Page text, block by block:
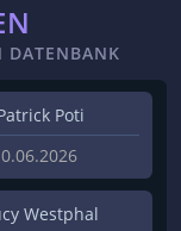
DATENBANK
Poti
Westphal